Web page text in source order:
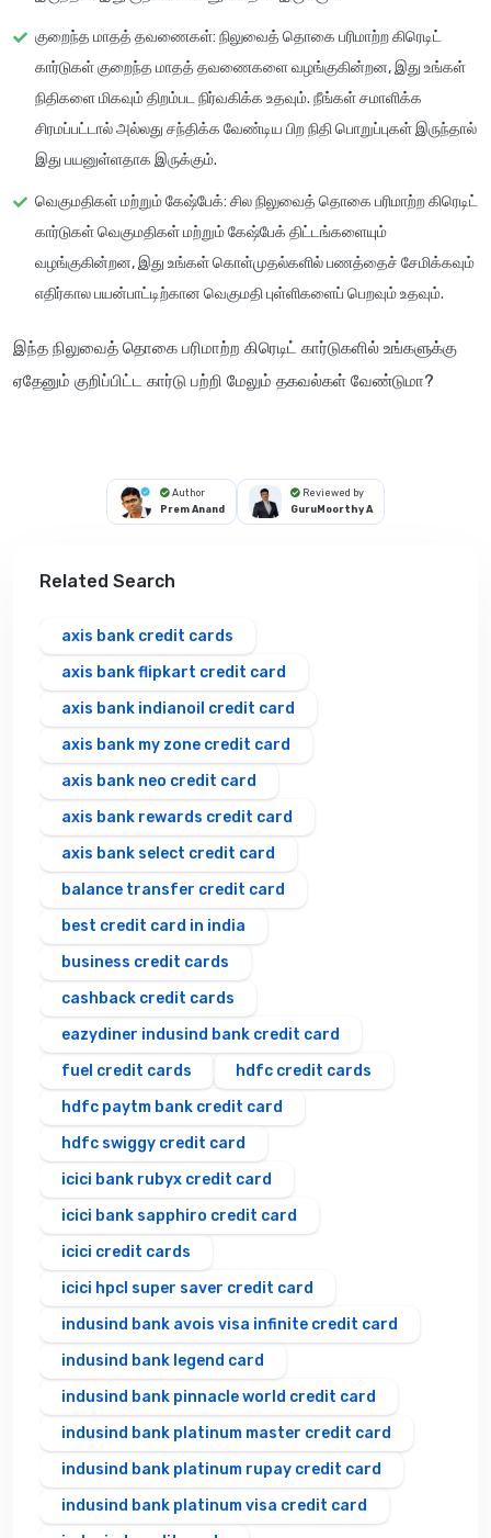
குறைந்த மாதத் தவணைகள்: நிலுவைத் தொகை பரிமாற்ற கிரெடிட்
கார்டுகள்குறைந்த மாதத் தவணைகளைவழங்குகின்றன, இது உங்கள்
நிதிகளை மிகவும் திறம்பட நிர்வகிக்க உதவும். நீங்கள் சமாளிக்க
சிரமப்பட்டால் அல்லது சந்திக்க வேண்டிய பிற நிதி பொறுப்புகள் இருந்தால்
இது பயனுள்ளதாக இருக்கும்.
வெகுமதிகள் மற்றும் கேஷ்பேக்: சில நிலுவைத் தொகை பரிமாற்ற கிரெடிட்
கார்டுகள்வெகுமதிகள் மற்றும் கேஷ்பேக் திட்டங்களையும்
வழங்குகின்றன, இது உங்கள் கொள்முதல்களில் பணத்தைச் சேமிக்கவும்
எதிர்கால பயன்பாட்டிற்கான வெகுமதி புள்ளிகளைப் பெறவும் உதவும்.
இந்த நிலுவைத் தொகை பரிமாற்ற கிரெடிட் கார்டுகளில் உங்களுக்கு
ஏதேனும் குறிப்பிட்ட கார்டு பற்றி மேலும் தகவல்கள் வேண்டுமா?
Author
Prem Anand
Reviewed by
GuruMoorthy A
Related Search
axis bank credit cards
axis bank flipkart credit card
axis bank indianoil credit card
axis bank my zone credit card
axis bank neo credit card
axis bank rewards credit card
axis bank select credit card
balance transfer credit card
best credit card in india
business credit cards
cashback credit cards
eazydiner indusind bank credit card
fuel credit cards
hdfc credit cards
hdfc paytm bank credit card
hdfc swiggy credit card
icici bank rubyx credit card
icici bank sapphiro credit card
icici credit cards
icici hpcl super saver credit card
indusind bank avois visa infinite credit card
indusind bank legend card
indusind bank pinnacle world credit card
indusind bank platinum master credit card
indusind bank platinum rupay credit card
indusind bank platinum visa credit card